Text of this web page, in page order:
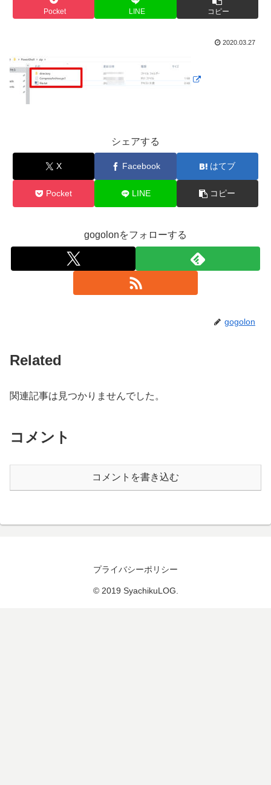
Pocket LINE コピー
2020.03.27
シェアする
X Facebook はてブ
Pocket LINE コピー
gogolonをフォローする
gogolon
Related
関連記事は見つかりませんでした。
コメント
コメントを書き込む
プライバシーポリシー
© 2019 SyachikuLOG.